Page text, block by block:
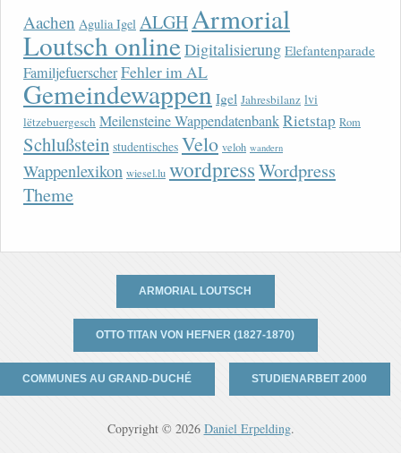
Aachen Agulia Igel ALGHArmorial
Loutsch onlineDigitalisierung Elefantenparade
FamiljefuerscherFehler im AL
Gemeindewappen Igel Jahresbilanz lvi
lëtzebuergesch Meilensteine WappendatenbankRietstap Rom
Schlußstein studentisches Velo veloh wandern
Wappenlexikon wiesel.lu wordpressWordpress
Theme
ARMORIAL LOUTSCH
OTTO TITAN VON HEFNER (1827-1870)
COMMUNES AU GRAND-DUCHÉ STUDIENARBEIT 2000
Copyright © 2026 Daniel Erpelding.